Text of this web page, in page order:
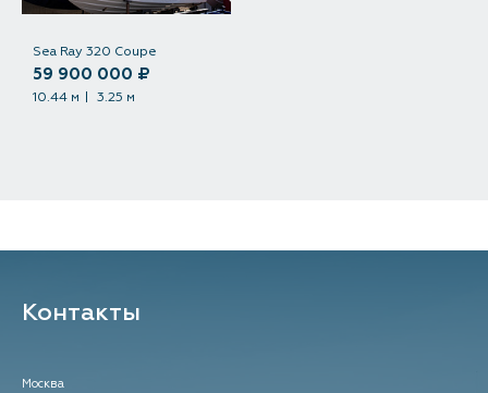
Sea Ray 320 Coupe
59 900 000 ₽
10.44 м 3.25 м
Контакты
Москва